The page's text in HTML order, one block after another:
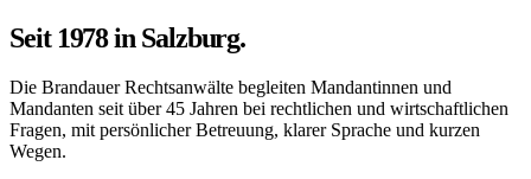
Seit 1978 in Salzburg.
Die Brandauer Rechtsanwälte begleiten Mandantinnen und
Mandanten seit über 45 Jahren bei rechtlichen und wirtschaftlichen
Fragen, mit persönlicher Betreuung, klarer Sprache und kurzen
Wegen.